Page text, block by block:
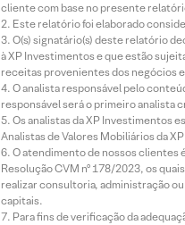
cliente com base no presente
Este relatório foi elaborado
O(s) signatário(s) deste relatório
à XP Investimentos e que estão
receitas provenientes dos negócios
O analista responsável pelo
responsável será o primeiro analista
Os analistas da XP Investimentos
Analistas de Valores Mobiliários da
O atendimento de nossos clientes
Resolução CVM nº 178/2023, os
realizar consultoria, administração
capitais.
Para fins de verificação da